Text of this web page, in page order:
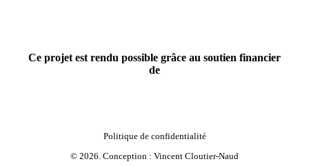
Ce projet est rendu possible grâce au soutien financier
de
Politique de confidentialité
© 2026. Conception : Vincent Cloutier-Naud